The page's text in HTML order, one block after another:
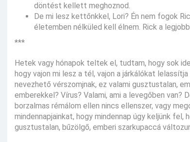
döntést kellett meghoznod.
De mi lesz kettőnkkel, Lori? Én nem fogok
életemben nélküled kell élnem. Rick a
***
Hetek vagy hónapok teltek el, tudtam, hogy sok
hogy vajon mi lesz a tél, vajon a járkálókat
nevezhető vérszomjnak, ez valami gusztustalan,
emberekkel? Vírus? Valami, ami a levegőben
borzalmas rémálom ellen nincs ellenszer, vagy
mindennapjainkat, hogy mindennap úgy keljünk
gusztustalan, bűzölgő, emberi szarkupaccá